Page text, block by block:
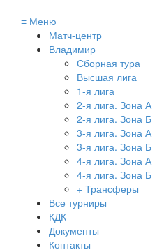
≡ Меню
Матч-центр
Владимир
Сборная тура
Высшая лига
1-я лига
2-я лига. Зона А
2-я лига. Зона Б
3-я лига. Зона А
3-я лига. Зона Б
4-я лига. Зона А
4-я лига. Зона Б
+ Трансферы
Все турниры
КДК
Документы
Контакты